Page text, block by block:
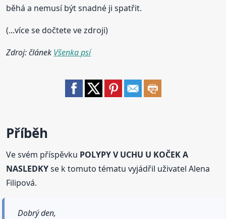
běhá a nemusí být snadné ji spatřit.
(...více se dočtete ve zdroji)
Zdroj: článek Všenka psí
Příběh
Ve svém příspěvku POLYPY V UCHU U KOČEK A
NASLEDKYse k tomuto tématu vyjádřil uživatel Alena
Filipová.
Dobrý den,